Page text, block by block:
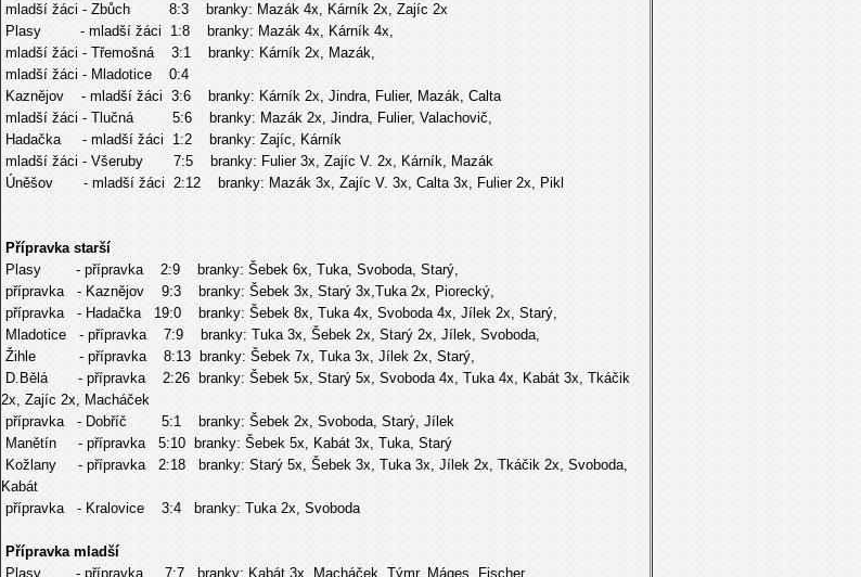
mladší žáci - Zbůch 8:3 branky: Mazák 4x, Kárník 2x, Zajíc 2x
Plasy - mladší žáci 1:8 branky: Mazák 4x, Kárník 4x,
mladší žáci - Třemošná 3:1 branky: Kárník 2x, Mazák,
mladší žáci - Mladotice 0:4
Kaznějov - mladší žáci 3:6 branky: Kárník 2x, Jindra, Fulier, Mazák, Calta
mladší žáci - Tlučná 5:6 branky: Mazák 2x, Jindra, Fulier, Valachovič,
Hadačka - mladší žáci 1:2 branky: Zajíc, Kárník
mladší žáci - Všeruby 7:5 branky: Fulier 3x, Zajíc V. 2x, Kárník, Mazák
Úněšov - mladší žáci 2:12 branky: Mazák 3x, Zajíc V. 3x, Calta 3x, Fulier 2x, Pikl
Přípravka starší
Plasy - přípravka 2:9 branky: Šebek 6x, Tuka, Svoboda, Starý,
přípravka - Kaznějov 9:3 branky: Šebek 3x, Starý 3x,Tuka 2x, Piorecký,
přípravka - Hadačka 19:0 branky: Šebek 8x, Tuka 4x, Svoboda 4x, Jílek 2x, Starý,
Mladotice - přípravka 7:9 branky: Tuka 3x, Šebek 2x, Starý 2x, Jílek, Svoboda,
Žihle - přípravka 8:13 branky: Šebek 7x, Tuka 3x, Jílek 2x, Starý,
D.Bělá - přípravka 2:26 branky: Šebek 5x, Starý 5x, Svoboda 4x, Tuka 4x, Kabát 3x, Tkáčik
2x, Zajíc 2x, Macháček
přípravka - Dobříč 5:1 branky: Šebek 2x, Svoboda, Starý, Jílek
Manětín - přípravka 5:10 branky: Šebek 5x, Kabát 3x, Tuka, Starý
Kožlany - přípravka 2:18 branky: Starý 5x, Šebek 3x, Tuka 3x, Jílek 2x, Tkáčik 2x, Svoboda,
Kabát
přípravka - Kralovice 3:4 branky: Tuka 2x, Svoboda
Přípravka mladší
Plasy - přípravka 7:7 branky: Kabát 3x, Macháček, Týmr, Máges, Fischer,